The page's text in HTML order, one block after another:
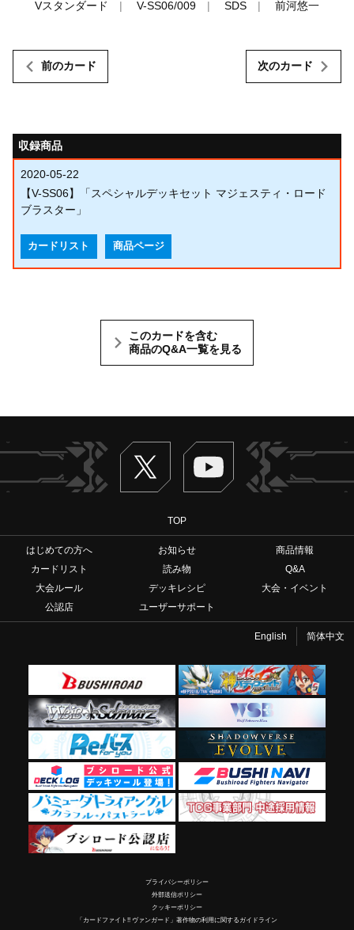
Vスタンダード V-SS06/009 SDS 前河悠一
前のカード 次のカード
収録商品
2020-05-22
【V-SS06】「スペシャルデッキセット マジェスティ・ロード
ブラスター」
カードリスト 商品ページ
このカードを含む
商品のQ&A一覧を見る
Twitter ヴァンガードch
TOP
はじめての方へ お知らせ
商品情報
カードリスト
読み物
Q&A
大会ルール
デッキレシピ
大会・イベント
公認店
ユーザーサポート
English 简体中文
プライバシーポリシー
外部送信ポリシー
クッキーポリシー
「カードファイト!! ヴァンガード」著作物の利用に関するガイドライン